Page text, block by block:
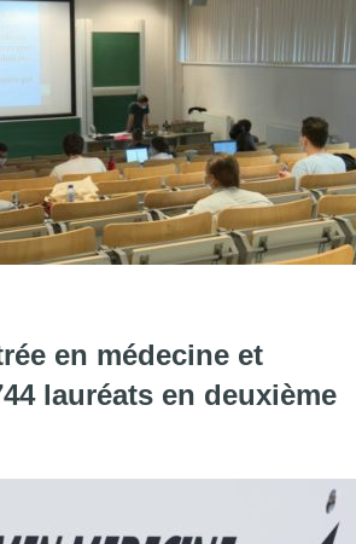
en médecine et
lauréats en deuxième